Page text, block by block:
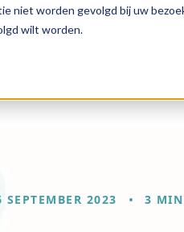
niet worden gevolgd bij uw
wilt worden.
SEPTEMBER 2023 3 MIN